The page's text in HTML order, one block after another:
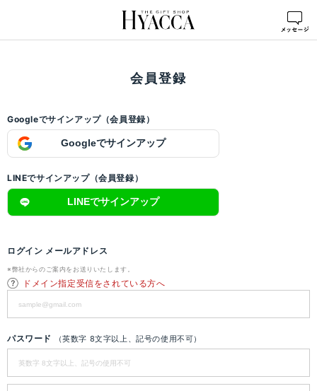
会員登録
会員登録
Googleでサインアップ（会員登録）
Googleでサインアップ
LINEでサインアップ（会員登録）
LINEでサインアップ
ログイン メールアドレス
※弊社からのご案内をお送りいたします。
ドメイン指定受信をされている方へ
パスワード （英数字 8文字以上、記号の使用不可）